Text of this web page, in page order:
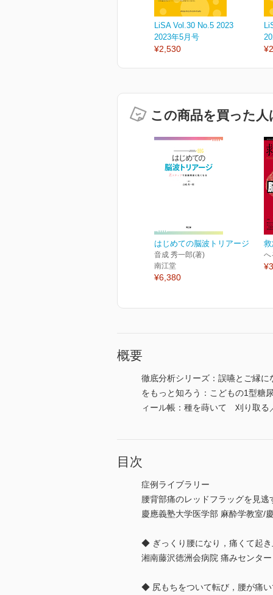
LiSA Vol.30 No.5 2023
2023年5月号
¥2,530
この商品を買った
はじめての脳波トリアージ
音成 秀一郎(著)
南江堂
¥6,380
へ
概要
徹底分析シリーズ：誤嚥とご縁
をもっと知ろう：こどもの1型糖
ィール帳：種を蒔いて 刈り取る
目次
症例ライブラリー
腰背部痛のレッドフラッグを見逃
慶應義塾大学医学部 麻酔学教室
◆ ぎっくり腰になり，痛くて起
湘南藤沢徳洲会病院 痛みセンタ
◆ 尻もちをついて転び，腰が痛